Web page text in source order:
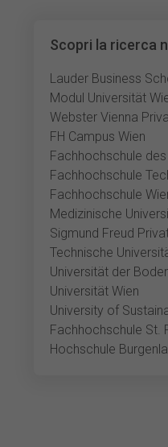
Scopri la ricerca
Lauder Business
Modul Universität
Webster Vienna
FH Campus Wien
Fachhochschule des
Fachhochschule
Fachhochschule
Medizinische
Sigmund Freud
Technische
Universität der
Universität Wien
Fachhochschule St.
Hochschule